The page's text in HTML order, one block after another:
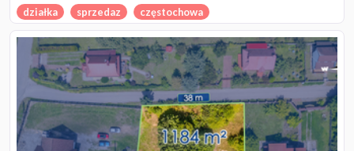
działka sprzedaz częstochowa